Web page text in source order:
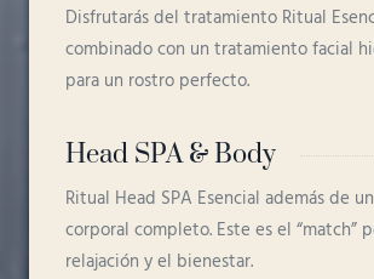
Disfrutarás del tratamiento Ritual
combinado con un tratamiento facial
para un rostro perfecto.
Head SPA & Body
Ritual Head SPA Esencial además de
corporal completo. Este es el “match”
relajación y el bienestar.